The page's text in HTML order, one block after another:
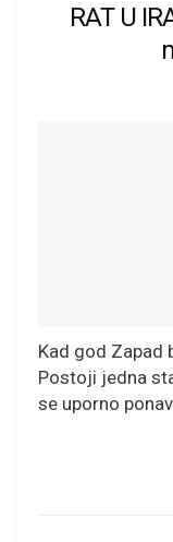
RAT U
Kad god Zapad
Postoji jedna
se uporno